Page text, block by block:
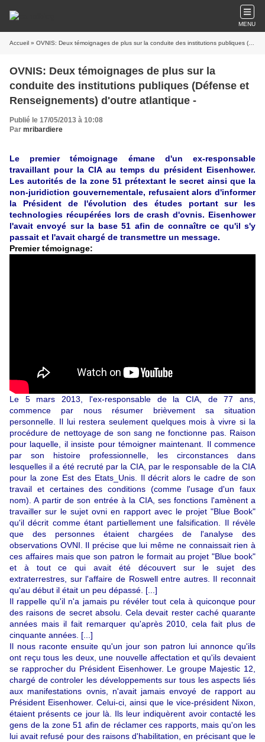
MENU
Accueil » OVNIS: Deux témoignages de plus sur la conduite des institutions publiques (Défense et Renseignements) d'outre atlantique -
OVNIS: Deux témoignages de plus sur la
conduite des institutions publiques (Défense et
Renseignements) d'outre atlantique -
Publié le 17/05/2013 à 10:08
Par mribardiere
Le premier témoignage émane d'un ex-responsable
travaillant pour la CIA au temps du président Eisenhower.
Les autorités de la zone 51 prétextant le secret ainsi que la
non-juridiction gouvernementale, refusaient alors d'informer
la Président de l'évolution des études portant sur les
technologies récupérées lors de crash d'ovnis. Eisenhower
l'avaitenvoyé sur la base 51 afin de connaîtrece qu'il s'y
passait et l'avait chargé de transmettre un message.
Premier témoignage:
Le 5 mars 2013, l'ex-responsable de la CIA, de 77 ans,
commence par nous résumer brièvement sa situation
personnelle. Il lui restera seulement quelques mois à vivre si la
procédure de nettoyage de son sang ne fonctionne pas. Raison
pour laquelle, il insiste pour témoigner maintenant. Il commence
par son histoire professionnelle, les circonstances dans
lesquelles il a été recruté par la CIA, par le responsable de la CIA
pour la zone Est des Etats_Unis. Il décrit alors le cadre de son
travail et certaines des conditions (comme l'usage d'un faux
nom). A partir de son entrée à la CIA, ses fonctions l'amènent a
travailler sur le sujet ovni en rapport avec le projet "Blue Book"
qu'il décrit comme étant partiellement une falsification.
Il révèle
que des personnes étaient chargées de l'analyse des
observations OVNI. Il précise que lui même ne connaissait rien à
ces affaires mais que son patron le formait au projet "Blue book"
et à tout ce qui avait été découvert sur le sujet des
extraterrestres, sur l'affaire de Roswell entre autres. Il reconnait
qu'au début il était un peu dépassé. [...]
Il rappelle qu'il n'a jamais pu révéler tout cela à quiconque pour
des raisons de secret absolu. Cela devait rester caché quarante
années mais il fait remarquer qu'après 2010, cela fait plus de
cinquante années. [...]
Il nous raconte ensuite qu'un jour son patron lui annonce qu'ils
ont reçu tous les deux, une nouvelle affectation et qu'ils devaient
se rapprocher du Président Eisenhower. Le groupe Majestic 12,
chargé de controler les développements sur tous les aspects liés
aux manifestations ovnis, n'avait jamais envoyé de rapport au
Président Eisenhower. Celui-ci, ainsi que le vice-président Nixon,
étaient présents ce jour là. Ils leur indiquèrent avoir contacté les
gens de la zone 51 afin de réclamer ces rapports, mais qu'on les
lui avait refusé pour des raisons d'habilitation, en précisant que le